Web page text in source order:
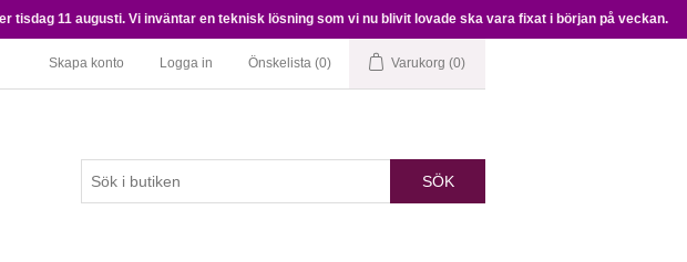
11 augusti. Vi inväntar en teknisk lösning som vi nu blivit lovade ska vara fixat i början på veckan.
Skapa konto Logga in Önskelista (0) Varukorg (0)
SÖK